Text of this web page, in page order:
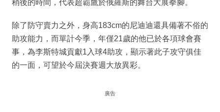
稍後的時間，代表超霸鷹於俄羅斯的舞台大展拳腳。
除了防守賣力之外，身高183cm的尼迪迪還具備著不俗的
助攻能力，而單計今季，年僅21歲的他已於各項球會賽
事，為李斯特城貢獻1入球4助攻，顯示著此子攻守俱佳
的一面，可望於今屆決賽週大放異彩。
廣告